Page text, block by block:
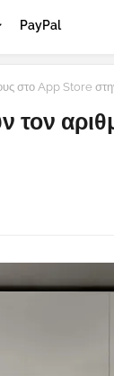
PayPal
στο App Store
τον